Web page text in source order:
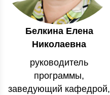
Белкина Елена
Николаевна
руководитель
программы,
заведующий кафедрой,